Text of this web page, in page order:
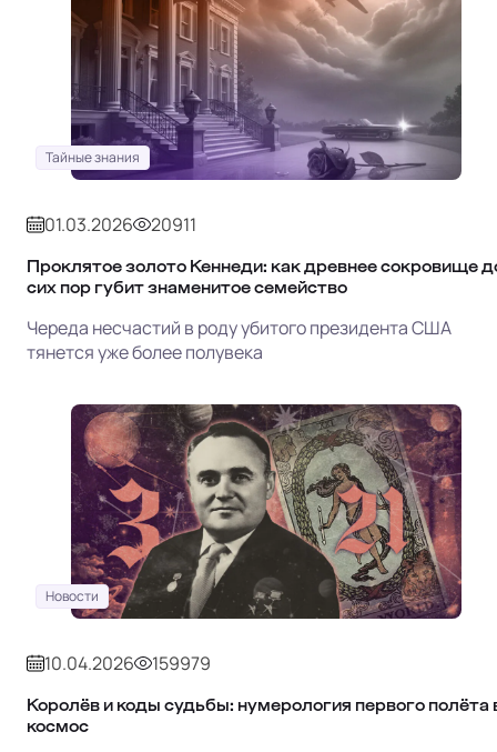
Тайные знания
01.03.2026 20911
Проклятое золото Кеннеди: как древнее сокровище
сих пор губит знаменитое семейство
Череда несчастий в роду убитого президента США
тянется уже более полувека
Новости
10.04.2026 159979
Королёв и коды судьбы: нумерология первого полёта
космос